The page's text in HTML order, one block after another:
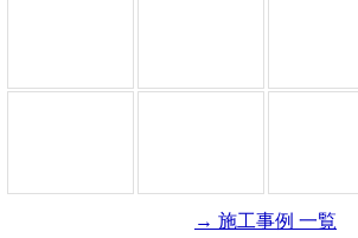
→ 施工事例 一覧